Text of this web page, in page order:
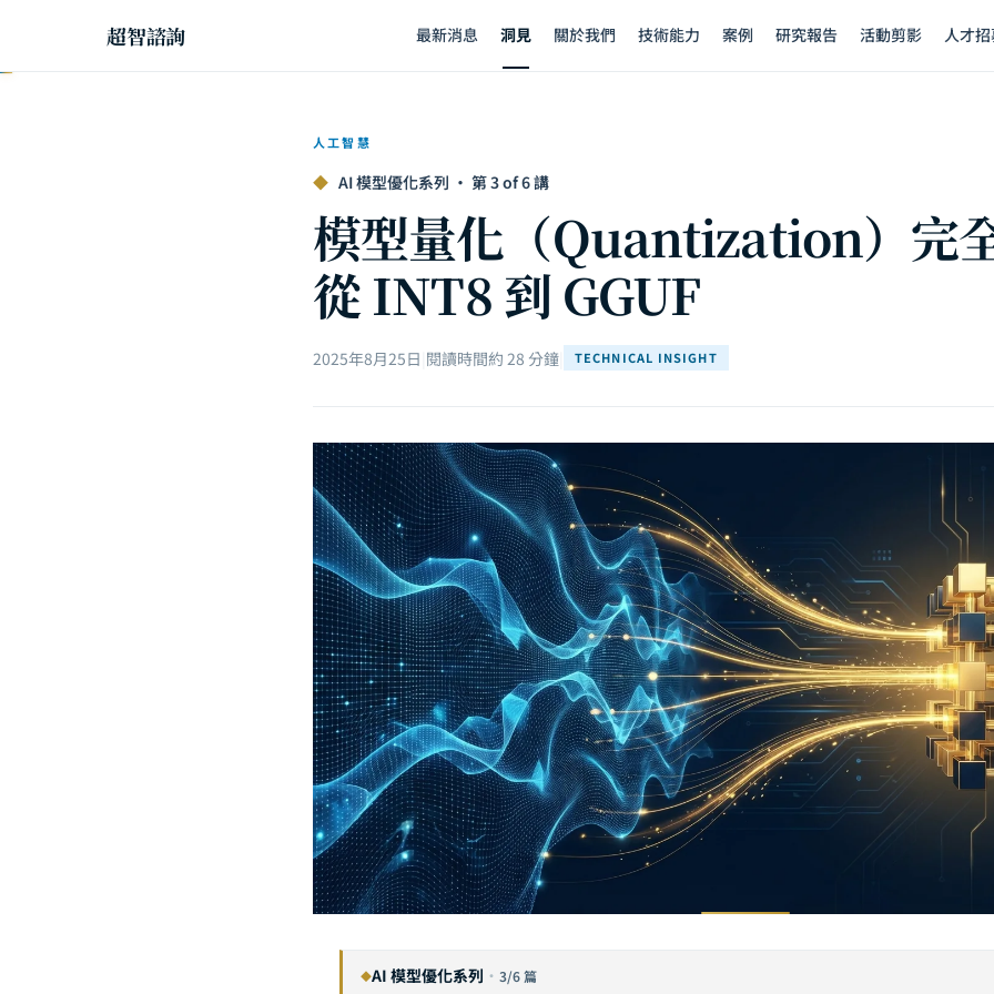
超智諮詢 最新消息 洞見 關於我們 技術能力 案例 研究報告 活動剪影 人才
人工智慧
◆ AI 模型優化系列 · 第 3 of 6 講
模型量化（Quantization）完
從 INT8 到 GGUF
2025年8月25日 閱讀時間約 28 分鐘 TECHNICAL INSIGHT
◆AI 模型優化系列 · 3/6 篇